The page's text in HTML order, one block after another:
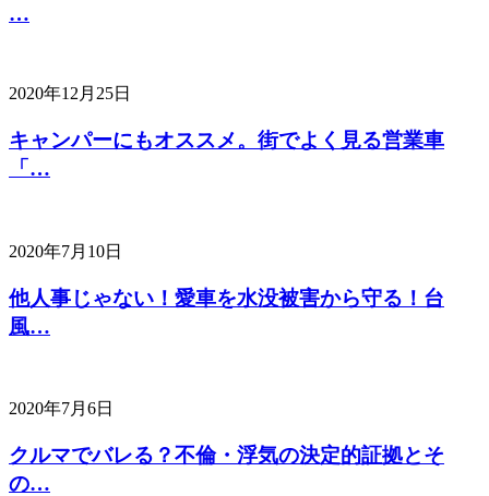
…
2020年12月25日
キャンパーにもオススメ。街でよく見る営業車
「…
2020年7月10日
他人事じゃない！愛車を水没被害から守る！台
風…
2020年7月6日
クルマでバレる？不倫・浮気の決定的証拠とそ
の…